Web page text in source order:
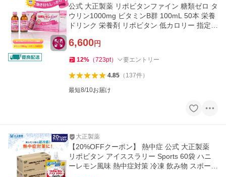
公式 大正製薬 リポビタンファイン 糖類ゼロ タ
ウリン1000mg ビタミンB群 100mL 50本 栄養
ドリンク 栄養剤 リポビタン 低カロリー 指定医
6,600円
12% （723pt） 要エントリー
4.85（ 137件）
最短8/10お届け
大正製薬
【20%OFFクーポン】 熱中症 公式 大正製薬
リポビタン アイススラリー Sports 60袋 ハニ
ーレモン風味 熱中症対策 冷凍 飲み物 スポーツ